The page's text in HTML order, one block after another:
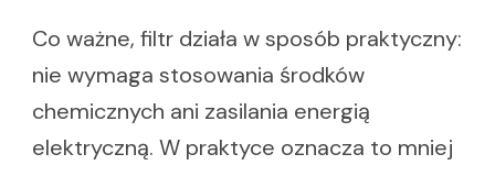
Co ważne, filtr działa w sposób praktyczny:
nie wymaga stosowania środków
chemicznych ani zasilania energią
elektryczną. W praktyce oznacza to mniej